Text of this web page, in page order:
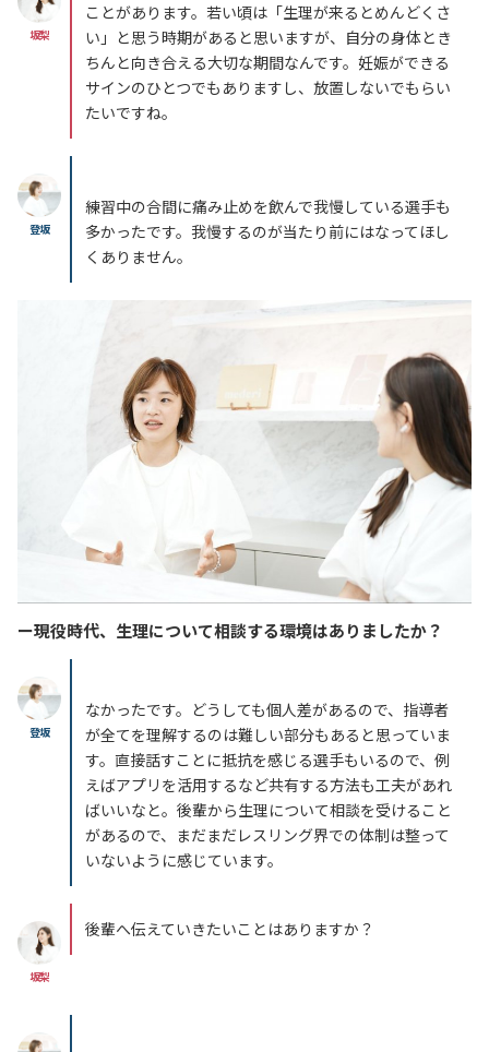
坂梨
ことがあります。若い頃は「生理が来るとめんどくさ
い」と思う時期があると思いますが、自分の身体とき
ちんと向き合える大切な期間なんです。妊娠ができる
サインのひとつでもありますし、放置しないでもらい
たいですね。
登坂
練習中の合間に痛み止めを飲んで我慢している選手も
多かったです。我慢するのが当たり前にはなってほし
くありません。
ー現役時代、生理について相談する環境はありましたか？
登坂
なかったです。どうしても個人差があるので、指導者
が全てを理解するのは難しい部分もあると思っていま
す。直接話すことに抵抗を感じる選手もいるので、例
えばアプリを活用するなど共有する方法も工夫があれ
ばいいなと。後輩から生理について相談を受けること
があるので、まだまだレスリング界での体制は整って
いないように感じています。
坂梨
後輩へ伝えていきたいことはありますか？